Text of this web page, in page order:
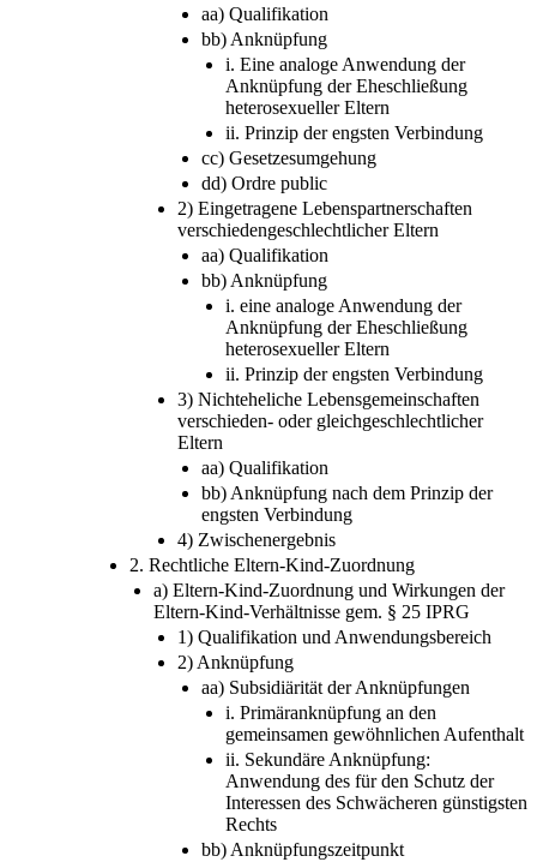
aa) Qualifikation
bb) Anknüpfung
i. Eine analoge Anwendung der
Anknüpfung der Eheschließung
heterosexueller Eltern
ii. Prinzip der engsten Verbindung
cc) Gesetzesumgehung
dd) Ordre public
2) Eingetragene Lebenspartnerschaften
verschiedengeschlechtlicher Eltern
aa) Qualifikation
bb) Anknüpfung
i. eine analoge Anwendung der
Anknüpfung der Eheschließung
heterosexueller Eltern
ii. Prinzip der engsten Verbindung
3) Nichteheliche Lebensgemeinschaften
verschieden- oder gleichgeschlechtlicher
Eltern
aa) Qualifikation
bb) Anknüpfung nach dem Prinzip der
engsten Verbindung
4) Zwischenergebnis
2. Rechtliche Eltern-Kind-Zuordnung
a) Eltern-Kind-Zuordnung und Wirkungen der
Eltern-Kind-Verhältnisse gem. § 25 IPRG
1) Qualifikation und Anwendungsbereich
2) Anknüpfung
aa) Subsidiärität der Anknüpfungen
i. Primäranknüpfung an den
gemeinsamen gewöhnlichen Aufenthalt
ii. Sekundäre Anknüpfung:
Anwendung des für den Schutz der
Interessen des Schwächeren günstigsten
Rechts
bb) Anknüpfungszeitpunkt